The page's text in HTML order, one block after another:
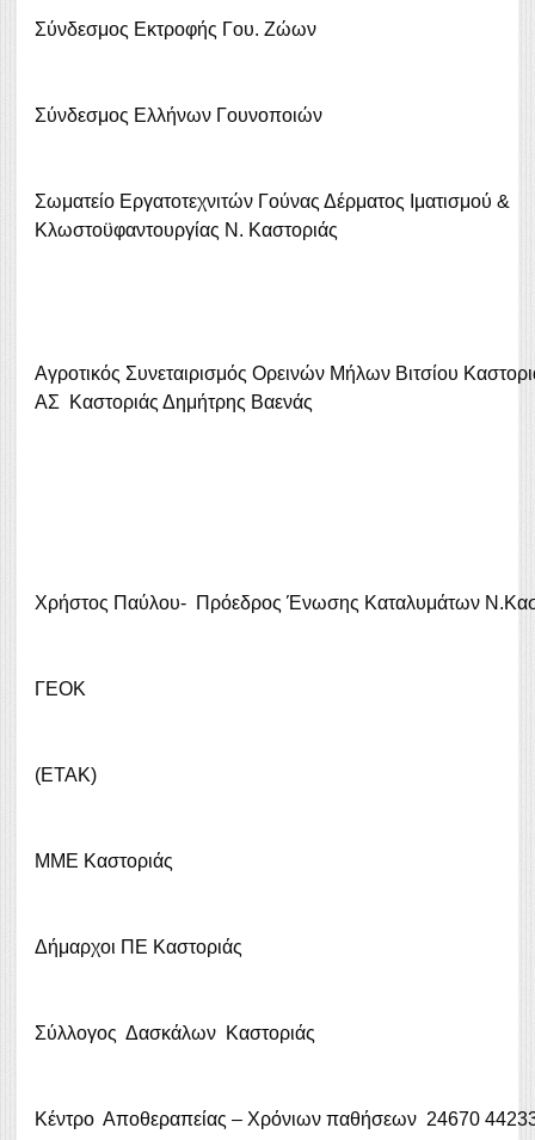
Σύνδεσμος Εκτροφής Γου. Ζώων
Σύνδεσμος Ελλήνων Γουνοποιών
Σωματείο Εργατοτεχνιτών Γούνας Δέρματος Ιματισμού &
Κλωστοϋφαντουργίας Ν. Καστοριάς
Αγροτικός Συνεταιρισμός Ορεινών Μήλων Βιτσίου
ΑΣ Καστοριάς Δημήτρης Βαενάς
Χρήστος Παύλου- Πρόεδρος Ένωσης Καταλυμάτων
ΓΕΟΚ
(ΕΤΑΚ)
MME Καστοριάς
Δήμαρχοι ΠΕ Καστοριάς
Σύλλογος Δασκάλων Καστοριάς
Κέντρο Αποθεραπείας – Χρόνιων παθήσεων 24670